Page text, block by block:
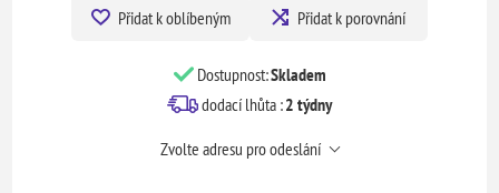
Přidat k oblíbeným Přidat k porovnání
Dostupnost:Skladem
dodací lhůta :2 týdny
Zvolte adresu pro odeslání